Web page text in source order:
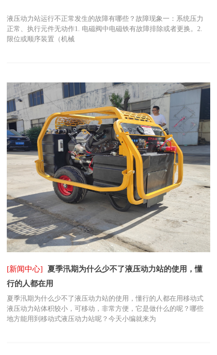
液压动力站运行不正常发生的故障有哪些？故障现象一：系统压力
正常、执行元件无动作1. 电磁阀中电磁铁有故障排除或者更换。2.
限位或顺序装置（机械
[新闻中心]
夏季汛期为什么少不了液压动力站的使用，懂
行的人都在用
夏季汛期为什么少不了液压动力站的使用，懂行的人都在用移动式
液压动力站体积较小，可移动，非常方便，它是做什么的呢？哪些
地方能用到移动式液压动力站呢？今天小编就来为